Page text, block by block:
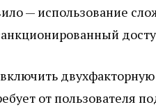
— использование
от пользователя